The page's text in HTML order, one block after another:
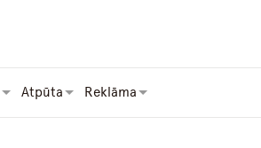
Atpūta Reklāma